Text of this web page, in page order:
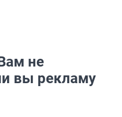
не
вы рекламу